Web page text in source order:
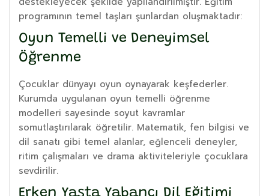
programının temel taşları şunlardan oluşmaktadır:
Oyun Temelli ve Deneyimsel
Öğrenme
Çocuklar dünyayı oyun oynayarak keşfederler.
Kurumda uygulanan oyun temelli öğrenme
modelleri sayesinde soyut kavramlar
somutlaştırılarak öğretilir. Matematik, fen bilgisi ve
dil sanatı gibi temel alanlar, eğlenceli deneyler,
ritim çalışmaları ve drama aktiviteleriyle çocuklara
sevdirilir.
Erken Yaşta Yabancı Dil Eğitimi